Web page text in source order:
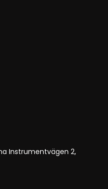
Instrumentvägen 2,